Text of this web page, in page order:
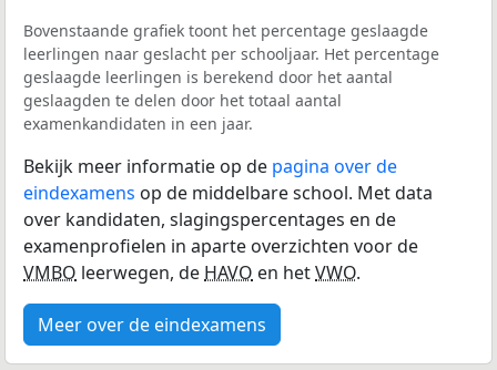
Bovenstaande grafiek toont het percentage geslaagde
leerlingen naar geslacht per schooljaar. Het percentage
geslaagde leerlingen is berekend door het aantal
geslaagden te delen door het totaal aantal
examenkandidaten in een jaar.
Bekijk meer informatie op de pagina over de
eindexamens op de middelbare school. Met data
over kandidaten, slagingspercentages en de
examenprofielen in aparte overzichten voor de
VMBO leerwegen, de HAVO en hetVWO.
Meer over de eindexamens